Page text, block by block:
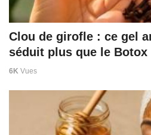
Clou de girofle : ce gel
séduit plus que le Botox
6K Vues